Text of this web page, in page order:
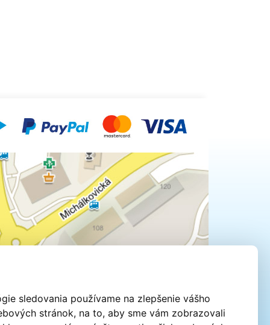
sledovania používame na zlepšenie vášho
stránok, na to, aby sme vám zobrazovali